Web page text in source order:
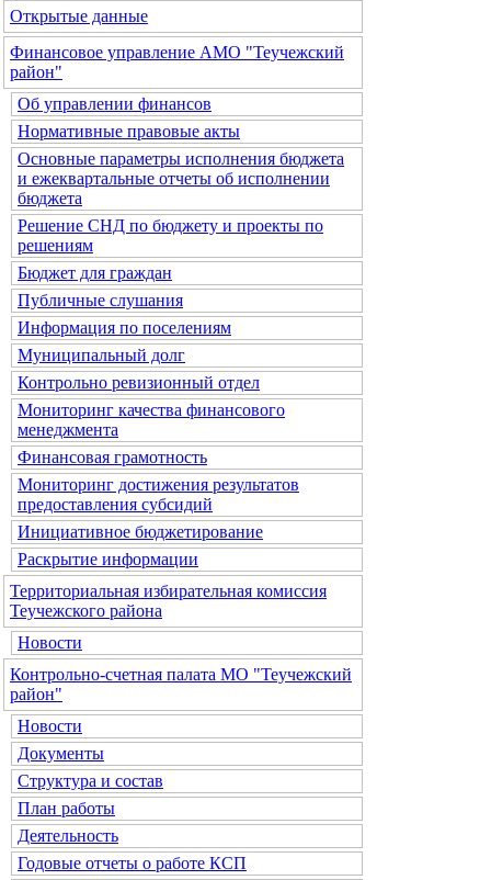
Открытые данные
Финансовое управление АМО "Теучежский
район"
Об управлении финансов
Нормативные правовые акты
Основные параметры исполнения бюджета
и ежеквартальные отчеты об исполнении
бюджета
Решение СНД по бюджету и проекты по
решениям
Бюджет для граждан
Публичные слушания
Информация по поселениям
Муниципальный долг
Контрольно ревизионный отдел
Мониторинг качества финансового
менеджмента
Финансовая грамотность
Мониторинг достижения результатов
предоставления субсидий
Инициативное бюджетирование
Раскрытие информации
Территориальная избирательная комиссия
Теучежского района
Новости
Контрольно-счетная палата МО "Теучежский
район"
Новости
Документы
Структура и состав
План работы
Деятельность
Годовые отчеты о работе КСП